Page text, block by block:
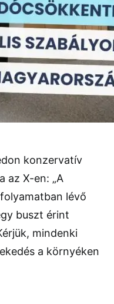
konzervatív
az X-en: „A
lévő
buszt érint
mindenki
a környéken